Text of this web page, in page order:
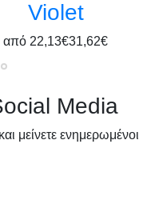
Violet
από 22,13€31,62€
Media
μείνετε ενημερωμένοι